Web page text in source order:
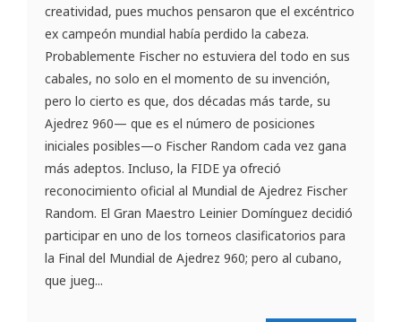
creatividad, pues muchos pensaron que el excéntrico
ex campeón mundial había perdido la cabeza.
Probablemente Fischer no estuviera del todo en sus
cabales, no solo en el momento de su invención,
pero lo cierto es que, dos décadas más tarde, su
Ajedrez 960— que es el número de posiciones
iniciales posibles—o Fischer Random cada vez gana
más adeptos. Incluso, la FIDE ya ofreció
reconocimiento oficial al Mundial de Ajedrez Fischer
Random. El Gran Maestro Leinier Domínguez decidió
participar en uno de los torneos clasificatorios para
la Final del Mundial de Ajedrez 960; pero al cubano,
que jueg...